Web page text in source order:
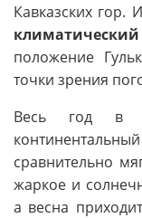
Кавказских гор.
положение
точки зрения
Весь год в
сравнительно
жаркое и
а весна